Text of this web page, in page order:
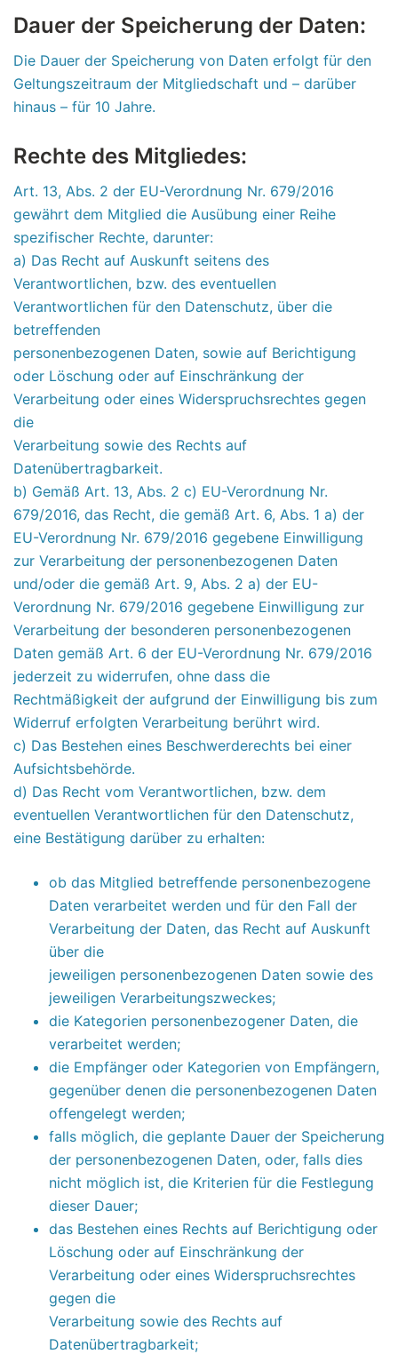
Dauer der Speicherung der Daten:
Die Dauer der Speicherung von Daten erfolgt für den
Geltungszeitraum der Mitgliedschaft und – darüber
hinaus – für 10 Jahre.
Rechte des Mitgliedes:
Art. 13, Abs. 2 der EU-Verordnung Nr. 679/2016
gewährt dem Mitglied die Ausübung einer Reihe
spezifischer Rechte, darunter:
a) Das Recht auf Auskunft seitens des
Verantwortlichen, bzw. des eventuellen
Verantwortlichen für den Datenschutz, über die
betreffenden
personenbezogenen Daten, sowie auf Berichtigung
oder Löschung oder auf Einschränkung der
Verarbeitung oder eines Widerspruchsrechtes gegen
die
Verarbeitung sowie des Rechts auf
Datenübertragbarkeit.
b) Gemäß Art. 13, Abs. 2 c) EU-Verordnung Nr.
679/2016, das Recht, die gemäß Art. 6, Abs. 1 a) der
EU-Verordnung Nr. 679/2016 gegebene Einwilligung
zur Verarbeitung der personenbezogenen Daten
und/oder die gemäß Art. 9, Abs. 2 a) der EU-
Verordnung Nr. 679/2016 gegebene Einwilligung zur
Verarbeitung der besonderen personenbezogenen
Daten gemäß Art. 6 der EU-Verordnung Nr. 679/2016
jederzeit zu widerrufen, ohne dass die
Rechtmäßigkeit der aufgrund der Einwilligung bis zum
Widerruf erfolgten Verarbeitung berührt wird.
c) Das Bestehen eines Beschwerderechts bei einer
Aufsichtsbehörde.
d) Das Recht vom Verantwortlichen, bzw. dem
eventuellen Verantwortlichen für den Datenschutz,
eine Bestätigung darüber zu erhalten:
ob das Mitglied betreffende personenbezogene
Daten verarbeitet werden und für den Fall der
Verarbeitung der Daten, das Recht auf Auskunft
über die
jeweiligen personenbezogenen Daten sowie des
jeweiligen Verarbeitungszweckes;
die Kategorien personenbezogener Daten, die
verarbeitet werden;
die Empfänger oder Kategorien von Empfängern,
gegenüber denen die personenbezogenen Daten
offengelegt werden;
falls möglich, die geplante Dauer der Speicherung
der personenbezogenen Daten, oder, falls dies
nicht möglich ist, die Kriterien für die Festlegung
dieser Dauer;
das Bestehen eines Rechts auf Berichtigung oder
Löschung oder auf Einschränkung der
Verarbeitung oder eines Widerspruchsrechtes
gegen die
Verarbeitung sowie des Rechts auf
Datenübertragbarkeit;